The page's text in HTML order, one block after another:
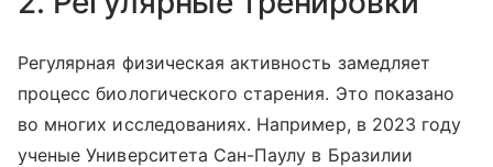
Регулярная физическая активность замедляет
процесс биологического старения. Это показано
во многих исследованиях. Например, в 2023 году
ученые Университета Сан-Паулу в Бразилии